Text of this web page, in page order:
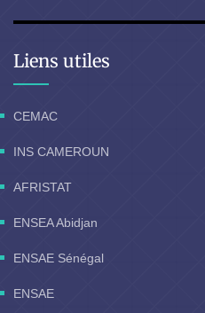
Liens utiles
CEMAC
INS CAMEROUN
AFRISTAT
ENSEA Abidjan
ENSAE Sénégal
ENSAE